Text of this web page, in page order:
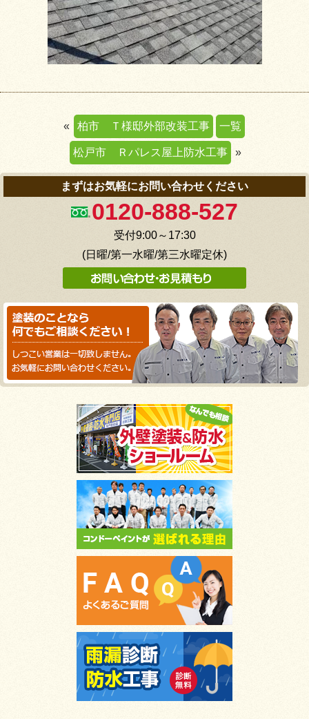
« 柏市 Ｔ様邸外部改装工事 一覧
松戸市 Ｒパレス屋上防水工事 »
まずはお気軽にお問い合わせください
0120-888-527
受付9:00～17:30
(日曜/第一水曜/第三水曜定休)